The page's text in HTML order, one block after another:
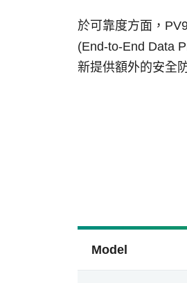
於可靠度方面，
(End-to-End Data
新提供額外的安全
Model